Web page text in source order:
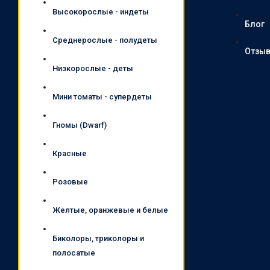
Высокорослые - индеты
Среднерослые - полудеты
Низкорослые - деты
Мини томаты - супердеты
Гномы (Dwarf)
Красные
Розовые
Желтые, оранжевые и белые
Биколоры, триколоры и
полосатые
Блог